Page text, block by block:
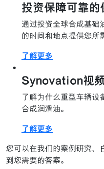
投资保障可靠的
通过投资全球合成基础
的时间和地点提供您所
了解更多
Synovation视
了解为什么重型车辆设
合成润滑油。
了解更多
您可以在我们的案例研究、
到您需要的答案。